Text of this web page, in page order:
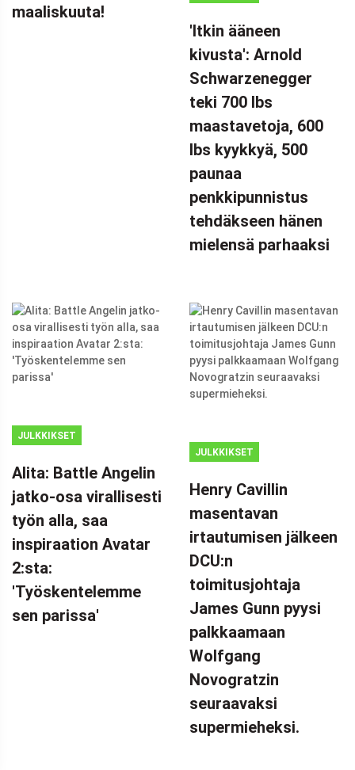
maaliskuuta!
(ADSBYGOOGLE
=
WINDOW.ADSBYGOOGLE
|| []).PUSH({});
ARNOLD
SCHWARZENEGGER
TEKI 700 LBS
MAASTAVETOJA
'Itkin ääneen
kivusta': Arnold
Schwarzenegger
teki 700 lbs
maastavetoja, 600
lbs kyykkyä, 500
paunaa
penkkipunnistus
tehdäkseen hänen
mielensä parhaaksi
JULKKIKSET
Alita: Battle Angelin
jatko-osa virallisesti
työn alla, saa
inspiraation Avatar
2:sta:
'Työskentelemme
sen parissa'
JULKKIKSET
Henry Cavillin
masentavan
irtautumisen jälkeen
DCU:n
toimitusjohtaja
James Gunn pyysi
palkkaamaan
Wolfgang
Novogratzin
seuraavaksi
supermieheksi.